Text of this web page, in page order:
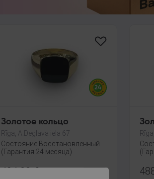
Золотое кольцо
Rīga, A.Deglava iela 67
Состояние Восстановленный
(Гарантия 24 месяца)
494.00€